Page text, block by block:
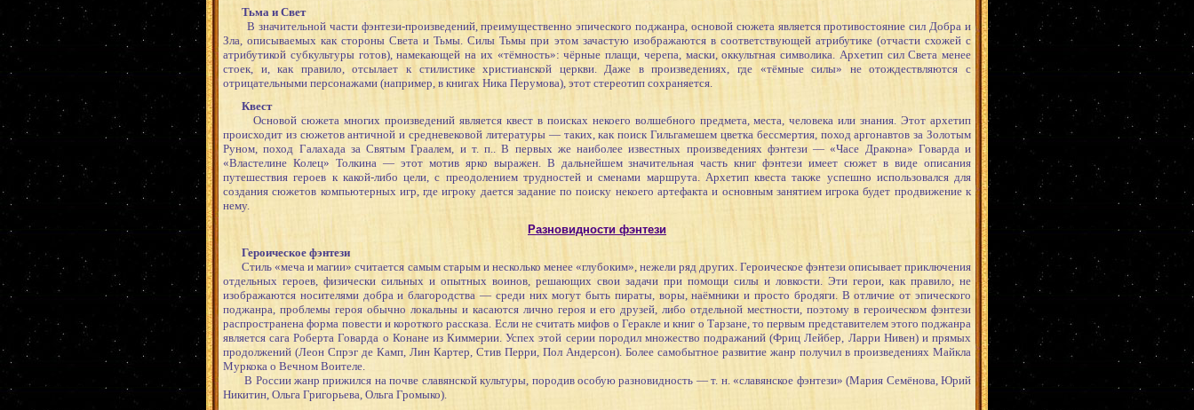
Тьма и Свет
В значительной части фэнтези-произведений, преимущественно эпического поджанра, основой сюжета является противостояние сил Добра и
Зла, описываемых как стороны Света и Тьмы. Силы Тьмы при этом зачастую изображаются в соответствующей атрибутике (отчасти схожей с
атрибутикой субкультуры готов), намекающей на их «тёмность»: чёрные плащи, черепа, маски, оккультная символика. Архетип сил Света менее
стоек, и, как правило, отсылает к стилистике христианской церкви. Даже в произведениях, где «тёмные силы» не отождествляются с
отрицательными персонажами (например, в книгах Ника Перумова), этот стереотип сохраняется.
Квест
Основой сюжета многих произведений является квест в поисках некоего волшебного предмета, места, человека или знания. Этот архетип
происходит из сюжетов античной и средневековой литературы — таких, как поиск Гильгамешем цветка бессмертия, поход аргонавтов за Золотым
Руном, поход Галахада за Святым Граалем, и т. п.. В первых же наиболее известных произведениях фэнтези — «Часе Дракона» Говарда и
«Властелине Колец» Толкина — этот мотив ярко выражен. В дальнейшем значительная часть книг фэнтези имеет сюжет в виде описания
путешествия героев к какой-либо цели, с преодолением трудностей и сменами маршрута. Архетип квеста также успешно использовался для
создания сюжетов компьютерных игр, где игроку дается задание по поиску некоего артефакта и основным занятием игрока будет продвижение к
нему.
Разновидности фэнтези
Героическое фэнтези
Стиль «меча и магии» считается самым старым и несколько менее «глубоким», нежели ряд других. Героическое фэнтези описывает приключения
отдельных героев, физически сильных и опытных воинов, решающих свои задачи при помощи силы и ловкости. Эти герои, как правило, не
изображаются носителями добра и благородства — среди них могут быть пираты, воры, наёмники и просто бродяги. В отличие от эпического
поджанра, проблемы героя обычно локальны и касаются лично героя и его друзей, либо отдельной местности, поэтому в героическом фэнтези
распространена форма повести и короткого рассказа. Если не считать мифов о Геракле и книг о Тарзане, то первым представителем этого поджанра
является сага Роберта Говарда о Конане из Киммерии. Успех этой серии породил множество подражаний (Фриц Лейбер, Ларри Нивен) и прямых
продолжений (Леон Спрэг де Камп, Лин Картер, Стив Перри, Пол Андерсон). Более самобытное развитие жанр получил в произведениях Майкла
Муркока о Вечном Воителе.
В России жанр прижился на почве славянской культуры, породив особую разновидность — т. н. «славянское фэнтези» (Мария Семёнова, Юрий
Никитин, Ольга Григорьева, Ольга Громыко).